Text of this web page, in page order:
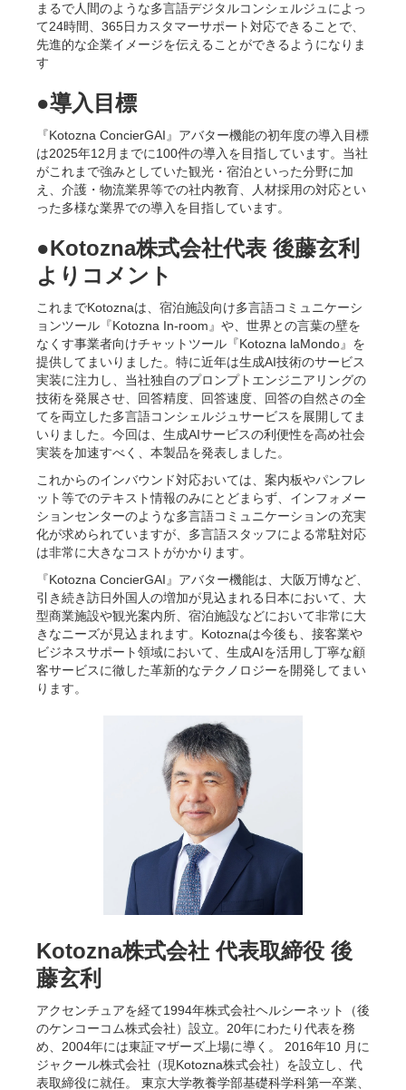
まるで人間のような多言語デジタルコンシェルジュによっ
て24時間、365日カスタマーサポート対応できることで、
先進的な企業イメージを伝えることができるようになりま
す
●導入目標
『Kotozna ConcierGAI』アバター機能の初年度の導入目標
は2025年12月までに100件の導入を目指しています。当社
がこれまで強みとしていた観光・宿泊といった分野に加
え、介護・物流業界等での社内教育、人材採用の対応とい
った多様な業界での導入を目指しています。
●Kotozna株式会社代表 後藤玄利
よりコメント
これまでKotoznaは、宿泊施設向け多言語コミュニケーシ
ョンツール『Kotozna In-room』や、世界との言葉の壁を
なくす事業者向けチャットツール『Kotozna laMondo』を
提供してまいりました。特に近年は生成AI技術のサービス
実装に注力し、当社独自のプロンプトエンジニアリングの
技術を発展させ、回答精度、回答速度、回答の自然さの全
てを両立した多言語コンシェルジュサービスを展開してま
いりました。今回は、生成AIサービスの利便性を高め社会
実装を加速すべく、本製品を発表しました。
これからのインバウンド対応おいては、案内板やパンフレ
ット等でのテキスト情報のみにとどまらず、インフォメー
ションセンターのような多言語コミュニケーションの充実
化が求められていますが、多言語スタッフによる常駐対応
は非常に大きなコストがかかります。
『Kotozna ConcierGAI』アバター機能は、大阪万博など、
引き続き訪日外国人の増加が見込まれる日本において、大
型商業施設や観光案内所、宿泊施設などにおいて非常に大
きなニーズが見込まれます。Kotoznaは今後も、接客業や
ビジネスサポート領域において、生成AIを活用し丁寧な顧
客サービスに徹した革新的なテクノロジーを開発してまい
ります。
Kotozna株式会社 代表取締役 後
藤玄利
アクセンチュアを経て1994年株式会社ヘルシーネット（後
のケンコーコム株式会社）設立。20年にわたり代表を務
め、2004年には東証マザーズ上場に導く。 2016年10 月に
ジャクール株式会社（現Kotozna株式会社）を設立し、代
表取締役に就任。 東京大学教養学部基礎科学科第一卒業、